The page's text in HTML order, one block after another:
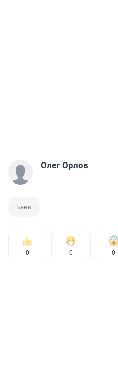
Олег Орлов
Банк
0 0 0